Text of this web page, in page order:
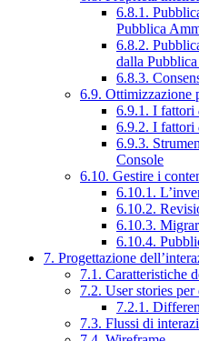
6.8.1.
Pubblica
6.8.2.
dalla
6.8.3.
6.9. Ottimizzazione
6.9.1. I fattori
6.9.2. I fattori
6.9.3.
Console
6.10. Gestire i
6.10.1.
6.10.2.
6.10.3.
6.10.4.
7. Progettazione
7.1. Caratteristiche
7.2. User stories
7.2.1.
7.3. Flussi di